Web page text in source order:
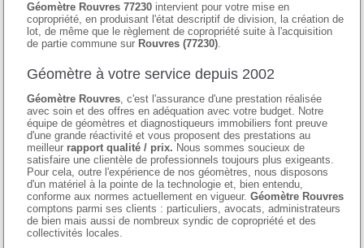
Géomètre Rouvres 77230 intervient pour votre mise en
copropriété, en produisant l'état descriptif de division, la création de
lot, de même que le règlement de copropriété suite à l'acquisition
de partie commune sur Rouvres (77230).
Géomètre à votre service depuis 2002
Géomètre Rouvres, c'est l'assurance d'une prestation réalisée
avec soin et des offres en adéquation avec votre budget. Notre
équipe de géomètres et diagnostiqueurs immobiliers font preuve
d'une grande réactivité et vous proposent des prestations au
meilleur rapport qualité / prix. Nous sommes soucieux de
satisfaire une clientèle de professionnels toujours plus exigeants.
Pour cela, outre l'expérience de nos géomètres, nous disposons
d'un matériel à la pointe de la technologie et, bien entendu,
conforme aux normes actuellement en vigueur.Géomètre Rouvres
comptons parmi ses clients : particuliers, avocats, administrateurs
de bien mais aussi de nombreux syndic de copropriété et des
collectivités locales.